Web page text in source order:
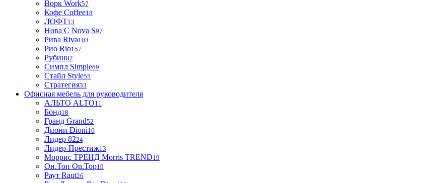
Ворк Work57
Кофе Coffee18
ЛОФТ13
Нова С Nova S97
Рива Riva103
Рио Rio157
Рубин82
Симпл Simple69
Стайл Style55
Стратегия33
Офисная мебель для руководителя
АЛЬТО ALTO11
Бонд18
Гранд Grand52
Диони Dioni16
Лидер 8224
Лидер-Престиж13
Моррис ТРЕНД Morris TREND19
Он.Топ On.Top19
Раут Raut26